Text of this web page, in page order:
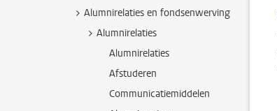
Alumnirelaties en fondsenwerving
Alumnirelaties
Alumnirelaties
Afstuderen
Communicatiemiddelen